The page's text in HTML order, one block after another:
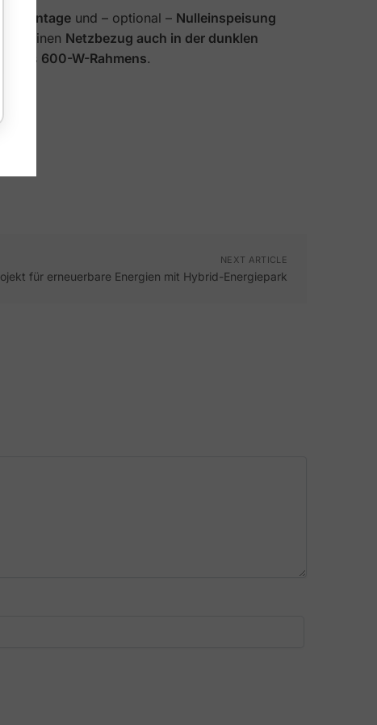
Montage und – optional – Nulleinspeisung
deinen Netzbezug auch in der dunklen
des 600-W-Rahmens.
NEXT ARTICLE
für erneuerbare Energien mit Hybrid-Energiepark